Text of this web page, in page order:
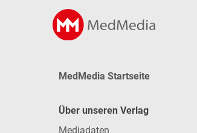
MedMedia Startseite
Über unseren Verlag
Mediadaten